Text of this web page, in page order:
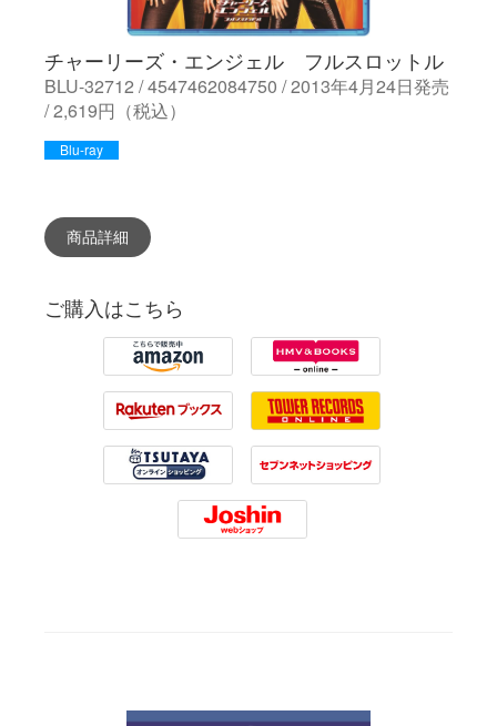
チャーリーズ・エンジェル フルスロットル
BLU-32712 / 4547462084750 / 2013年4月24日発売
/ 2,619円（税込）
Blu-ray
商品詳細
ご購入はこちら
Amazon HMV
Rakuten Tower Records
Tsutaya 7net
Joshin